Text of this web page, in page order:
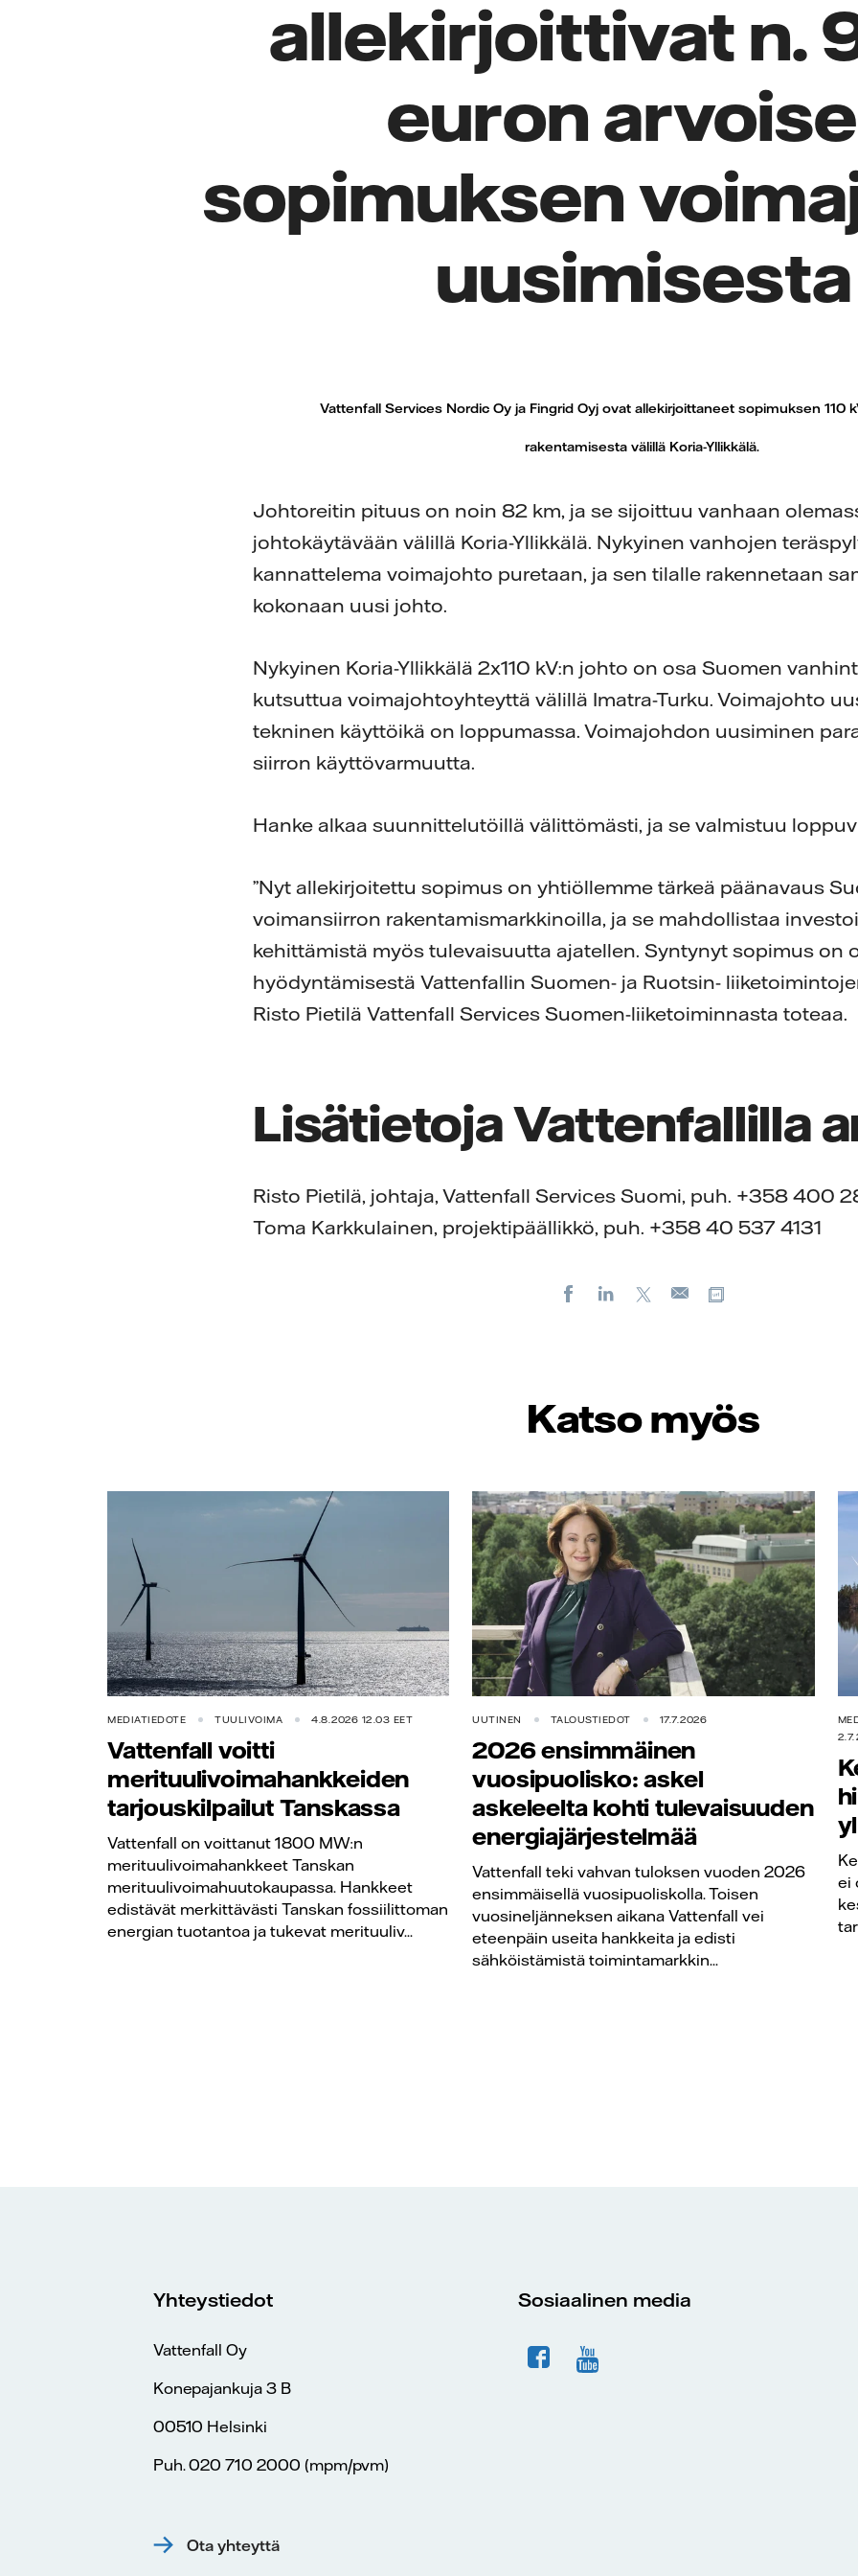
allekirjoittivat n.
euron
sopimuksen
uusimisesta
Vattenfall Services Nordic Oy ja Fingrid Oyj ovat allekirjoittaneet sopimuksen 110
rakentamisesta välillä Koria-Yllikkälä.
Johtoreitin pituus on noin 82 km, ja se sijoittuu vanhaan
johtokäytävään välillä Koria-Yllikkälä. Nykyinen vanhojen
kannattelema voimajohto puretaan, ja sen tilalle rakennetaan
kokonaan uusi johto.
Nykyinen Koria-Yllikkälä 2x110 kV:n johto on osa Suomen
kutsuttua voimajohtoyhteyttä välillä Imatra-Turku. Voimajohto
tekninen käyttöikä on loppumassa. Voimajohdon uusiminen
siirron käyttövarmuutta.
Hanke alkaa suunnittelutöillä välittömästi, ja se valmistuu
”Nyt allekirjoitettu sopimus on yhtiöllemme tärkeä päänavaus
voimansiirron rakentamismarkkinoilla, ja se mahdollistaa
kehittämistä myös tulevaisuutta ajatellen. Syntynyt sopimus on
hyödyntämisestä Vattenfallin Suomen- ja Ruotsin-
Risto Pietilä Vattenfall Services Suomen-liiketoiminnasta toteaa.
Lisätietoja Vattenfallilla
Risto Pietilä, johtaja, Vattenfall Services Suomi, puh. +358 400
Toma Karkkulainen, projektipäällikkö, puh. +358 40 537 4131
FacebookLinkedIn
X Sähköposti
Katso myös
MEDIATIEDOTE TUULIVOIMA 4.8.2026 12.03 EET
Vattenfall voitti
merituulivoimahankkeiden
tarjouskilpailut Tanskassa
Vattenfall on voittanut 1800 MW:n
merituulivoimahankkeet Tanskan
merituulivoimahuutokaupassa. Hankkeet
edistävät merkittävästi Tanskan fossiilittoman
energian tuotantoa ja tukevat merituuliv...
UUTINEN TALOUSTIEDOT 17.7.2026
2026 ensimmäinen
vuosipuolisko: askel
askeleelta kohti tulevaisuuden
energiajärjestelmää
Vattenfall teki vahvan tuloksen vuoden 2026
ensimmäisellä vuosipuoliskolla. Toisen
vuosineljänneksen aikana Vattenfall vei
eteenpäin useita hankkeita ja edisti
sähköistämistä toimintamarkkin...
ei
Yhteystiedot
Vattenfall Oy
Konepajankuja 3 B
00510 Helsinki
Puh. 020 710 2000 (mpm/pvm)
Ota yhteyttä
Sosiaalinen media